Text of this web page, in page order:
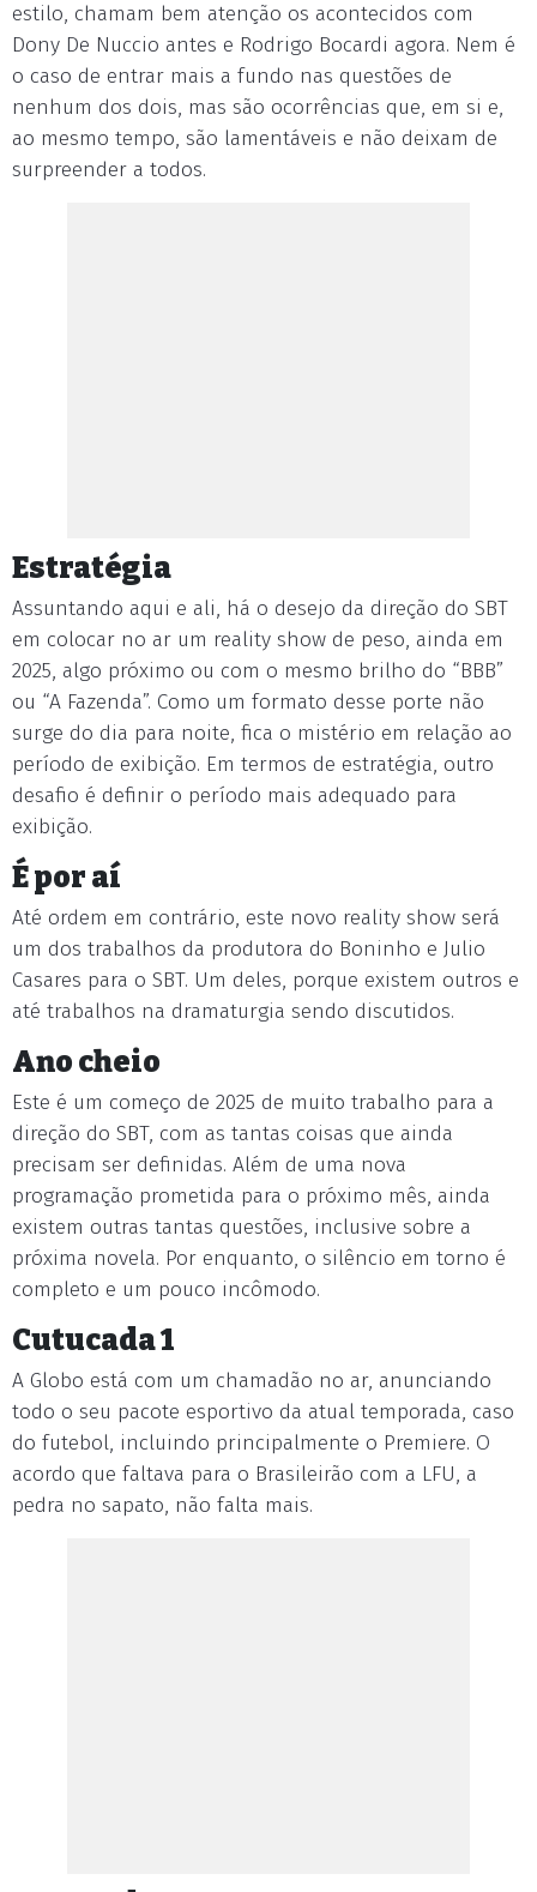
estilo, chamam bem atenção os acontecidos com
Dony De Nuccio antes e Rodrigo Bocardi agora. Nem é
o caso de entrar mais a fundo nas questões de
nenhum dos dois, mas são ocorrências que, em si e,
ao mesmo tempo, são lamentáveis e não deixam de
surpreender a todos.
Estratégia
Assuntando aqui e ali, há o desejo da direção do SBT
em colocar no ar um reality show de peso, ainda em
2025, algo próximo ou com o mesmo brilho do “BBB”
ou “A Fazenda”. Como um formato desse porte não
surge do dia para noite, fica o mistério em relação ao
período de exibição. Em termos de estratégia, outro
desafio é definir o período mais adequado para
exibição.
É por aí
Até ordem em contrário, este novo reality show será
um dos trabalhos da produtora do Boninho e Julio
Casares para o SBT. Um deles, porque existem outros e
até trabalhos na dramaturgia sendo discutidos.
Ano cheio
Este é um começo de 2025 de muito trabalho para a
direção do SBT, com as tantas coisas que ainda
precisam ser definidas. Além de uma nova
programação prometida para o próximo mês, ainda
existem outras tantas questões, inclusive sobre a
próxima novela. Por enquanto, o silêncio em torno é
completo e um pouco incômodo.
Cutucada 1
A Globo está com um chamadão no ar, anunciando
todo o seu pacote esportivo da atual temporada, caso
do futebol, incluindo principalmente o Premiere. O
acordo que faltava para o Brasileirão com a LFU, a
pedra no sapato, não falta mais.